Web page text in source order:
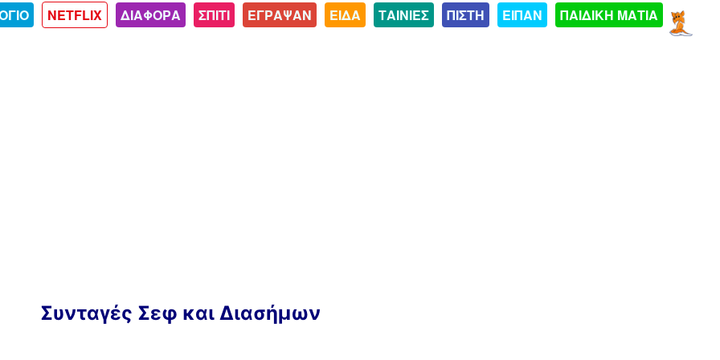
NETFLIX ΔΙΑΦΟΡΑ ΣΠΙΤΙ ΕΓΡΑΨΑΝ ΕΙΔΑ ΤΑΙΝΙΕΣ ΠΙΣΤΗ ΕΙΠΑΝ ΠΑΙΔΙΚΗ ΜΑΤΙΑ
Συνταγές Σεφ και Διασήμων